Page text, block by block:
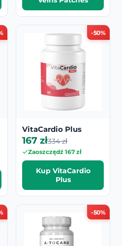
-50%
VitaCardio Plus
167 zł334 zł
Zaoszczędź 167 zł
Kup VitaCardio
Plus
-50%